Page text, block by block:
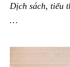
Dịch sách, tiểu
…